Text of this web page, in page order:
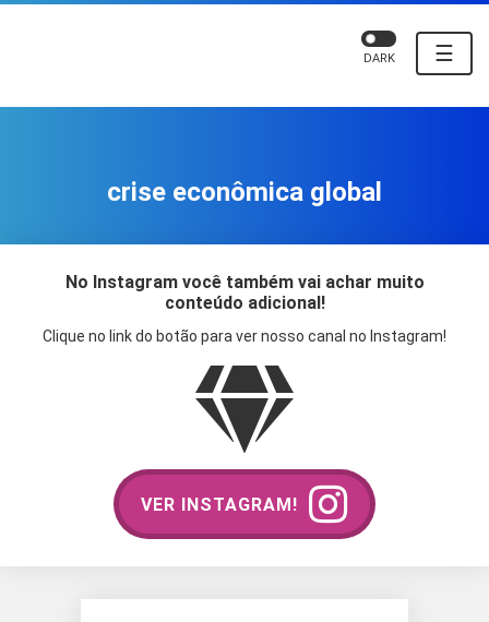
☰
DARK
crise econômica global
No Instagram você também vai achar muito
conteúdo adicional!
Clique no link do botão para ver nosso canal no Instagram!
VER INSTAGRAM!